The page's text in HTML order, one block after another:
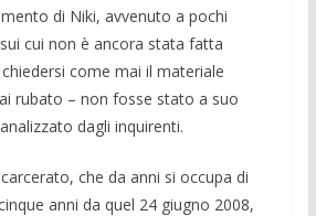
di Niki, avvenuto a pochi
cui non è ancora stata fatta
chiedersi come mai il materiale
ru­bato – non fosse stato a suo
dagli inquirenti.
che da anni si occupa di
anni da quel 24 giugno 2008,